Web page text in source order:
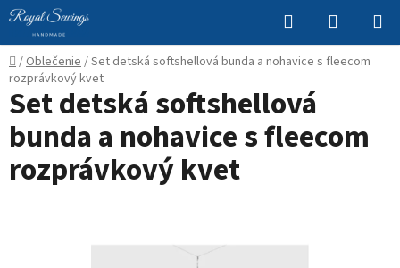
Prejsť
na
obsah
Hľadať
KOŠÍK
Domov
/Oblečenie/Set detská softshellová bunda a nohavice s fleecom
rozprávkový kvet
Set detská softshellová
bunda a nohavice s fleecom
rozprávkový kvet